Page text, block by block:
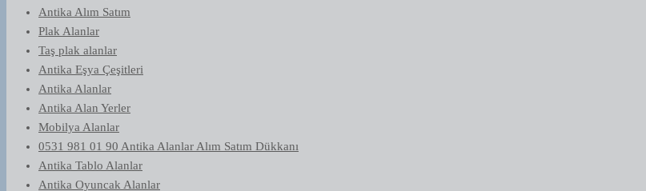
Antika Alım Satım
Plak Alanlar
Taş plak alanlar
Antika Eşya Çeşitleri
Antika Alanlar
Antika Alan Yerler
Mobilya Alanlar
0531 981 01 90 Antika Alanlar Alım Satım Dükkanı
Antika Tablo Alanlar
Antika Oyuncak Alanlar